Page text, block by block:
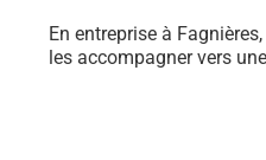
En entreprise à
les accompagner vers